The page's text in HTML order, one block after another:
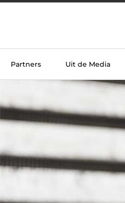
Partners Uit de Media